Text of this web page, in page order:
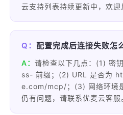
云支持列表持续更新中，欢迎
Q： 配置完成后连接失败怎
A： 请检查以下几点：(1) 密
ss- 前缀；(2) URL 是否为
e.com/mcp/；(3) 网络环境
仍有问题，请联系优麦云客服